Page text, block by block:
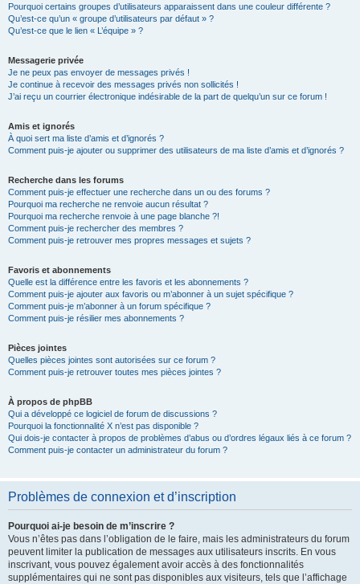
Pourquoi certains groupes d’utilisateurs apparaissent dans une couleur différente ?
Qu’est-ce qu’un « groupe d’utilisateurs par défaut » ?
Qu’est-ce que le lien « L’équipe » ?
Messagerie privée
Je ne peux pas envoyer de messages privés !
Je continue à recevoir des messages privés non sollicités !
J’ai reçu un courrier électronique indésirable de la part de quelqu’un sur ce forum !
Amis et ignorés
À quoi sert ma liste d’amis et d’ignorés ?
Comment puis-je ajouter ou supprimer des utilisateurs de ma liste d’amis et d’ignorés ?
Recherche dans les forums
Comment puis-je effectuer une recherche dans un ou des forums ?
Pourquoi ma recherche ne renvoie aucun résultat ?
Pourquoi ma recherche renvoie à une page blanche ?!
Comment puis-je rechercher des membres ?
Comment puis-je retrouver mes propres messages et sujets ?
Favoris et abonnements
Quelle est la différence entre les favoris et les abonnements ?
Comment puis-je ajouter aux favoris ou m’abonner à un sujet spécifique ?
Comment puis-je m’abonner à un forum spécifique ?
Comment puis-je résilier mes abonnements ?
Pièces jointes
Quelles pièces jointes sont autorisées sur ce forum ?
Comment puis-je retrouver toutes mes pièces jointes ?
À propos de phpBB
Qui a développé ce logiciel de forum de discussions ?
Pourquoi la fonctionnalité X n’est pas disponible ?
Qui dois-je contacter à propos de problèmes d’abus ou d’ordres légaux liés à ce forum ?
Comment puis-je contacter un administrateur du forum ?
Problèmes de connexion et d’inscription
Pourquoi ai-je besoin de m’inscrire ?
Vous n’êtes pas dans l’obligation de le faire, mais les administrateurs du forum
peuvent limiter la publication de messages aux utilisateurs inscrits. En vous
inscrivant, vous pouvez également avoir accès à des fonctionnalités
supplémentaires qui ne sont pas disponibles aux visiteurs, tels que l’affichage